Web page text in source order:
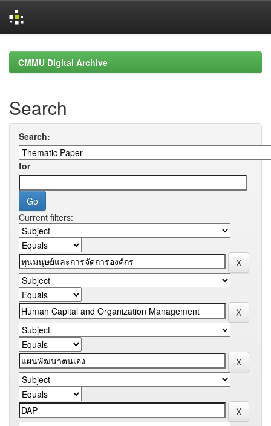
navigationCMMU Digital Archive
Search
Search:
for
Current filters: